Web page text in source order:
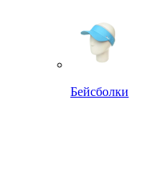
Бейсболки